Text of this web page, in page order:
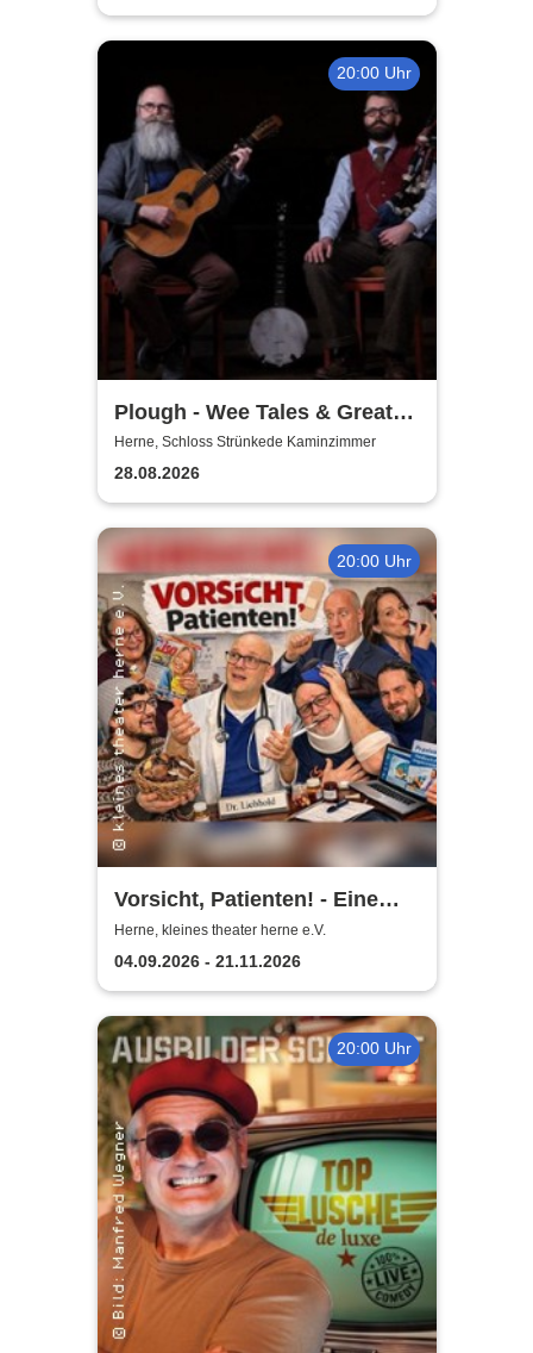
20:00 Uhr
Plough - Wee Tales & Great
Tunes from Scotland
Herne, Schloss Strünkede Kaminzimmer
28.08.2026
20:00 Uhr
Vorsicht, Patienten! - Eine
Komödie von Stephan Urban
Herne, kleines theater herne e.V.
04.09.2026 - 21.11.2026
20:00 Uhr